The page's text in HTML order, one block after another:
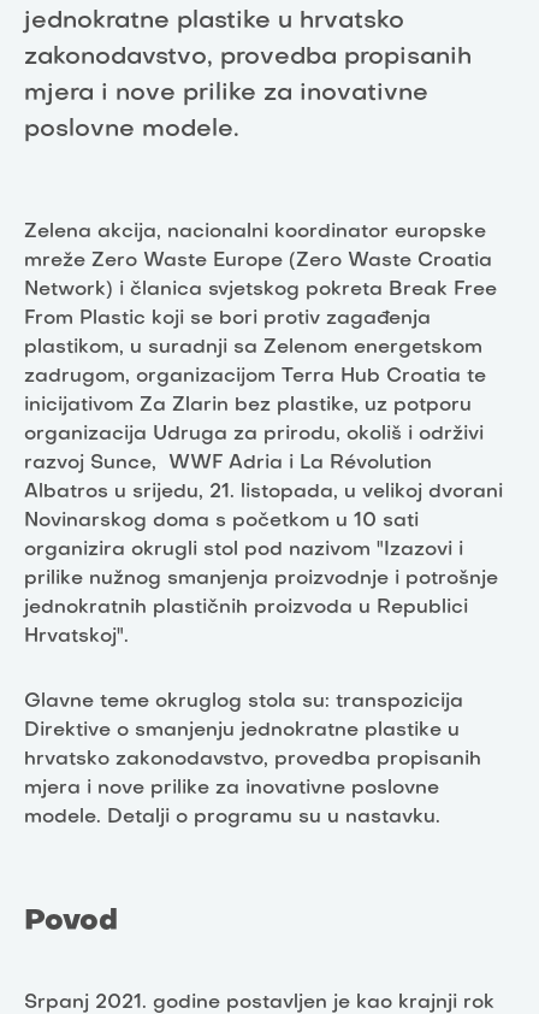
jednokratne plastike u hrvatsko
zakonodavstvo, provedba propisanih
mjera i nove prilike za inovativne
poslovne modele.
Zelena akcija, nacionalni koordinator europske
mreže Zero Waste Europe (Zero Waste Croatia
Network) i članica svjetskog pokreta Break Free
From Plastic koji se bori protiv zagađenja
plastikom, u suradnji sa Zelenom energetskom
zadrugom, organizacijom Terra Hub Croatia te
inicijativom Za Zlarin bez plastike, uz potporu
organizacija Udruga za prirodu, okoliš i održivi
razvoj Sunce, WWF Adria i La Révolution
Albatros u srijedu, 21. listopada, u velikoj dvorani
Novinarskog doma s početkom u 10 sati
organizira okrugli stol pod nazivom "Izazovi i
prilike nužnog smanjenja proizvodnje i potrošnje
jednokratnih plastičnih proizvoda u Republici
Hrvatskoj".
Glavne teme okruglog stola su: transpozicija
Direktive o smanjenju jednokratne plastike u
hrvatsko zakonodavstvo, provedba propisanih
mjera i nove prilike za inovativne poslovne
modele. Detalji o programu su u nastavku.
Povod
Srpanj 2021. godine postavljen je kao krajnji rok